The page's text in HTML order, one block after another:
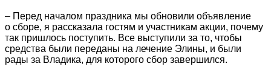
– Перед началом праздника мы обновили объявление
о сборе, я рассказала гостям и участникам акции, почему
так пришлось поступить. Все выступили за то, чтобы
средства были переданы на лечение Элины, и были
рады за Владика, для которого сбор завершился.